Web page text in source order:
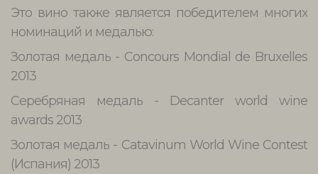
Это вино также является победителем многих
номинаций и медалью:
Золотая медаль - Concours Mondial de Bruxelles
2013
Серебряная медаль - Decanter world wine
awards 2013
Золотая медаль - Catavinum World Wine Contest
(Испания) 2013